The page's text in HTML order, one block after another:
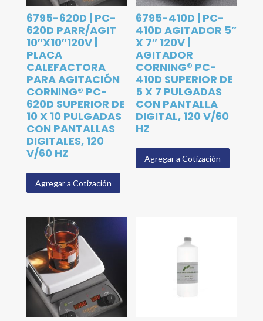
6795-620D | PC-
620D PARR/AGIT
10″X10″120V |
PLACA
CALEFACTORA
PARA AGITACIÓN
CORNING® PC-
620D SUPERIOR DE
10 X 10 PULGADAS
CON PANTALLAS
DIGITALES, 120
V/60 HZ
Agregar a Cotización
6795-410D | PC-
410D AGITADOR 5″
X 7″ 120V |
AGITADOR
CORNING® PC-
410D SUPERIOR DE
5 X 7 PULGADAS
CON PANTALLA
DIGITAL, 120 V/60
HZ
Agregar a Cotización